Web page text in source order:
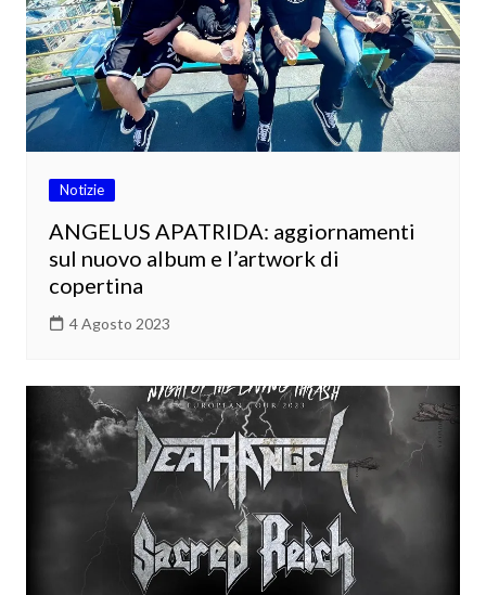
Notizie
ANGELUS APATRIDA: aggiornamenti
sul nuovo album e l’artwork di
copertina
4 Agosto 2023